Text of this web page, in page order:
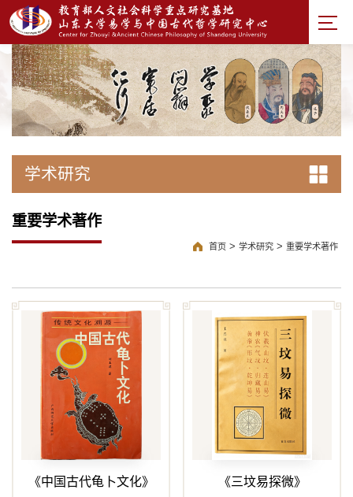
学术研究
重要学术著作
首页 > 学术研究 > 重要学术著作
《中国古代龟卜文化》 《三坟易探微》